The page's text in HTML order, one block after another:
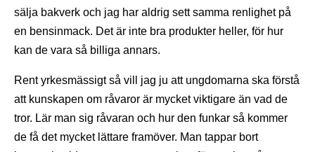
sälja bakverk och jag har aldrig sett samma renlighet på
en bensinmack. Det är inte bra produkter heller, för hur
kan de vara så billiga annars.
Rent yrkesmässigt så vill jag ju att ungdomarna ska förstå
att kunskapen om råvaror är mycket viktigare än vad de
tror. Lär man sig råvaran och hur den funkar så kommer
de få det mycket lättare framöver. Man tappar bort